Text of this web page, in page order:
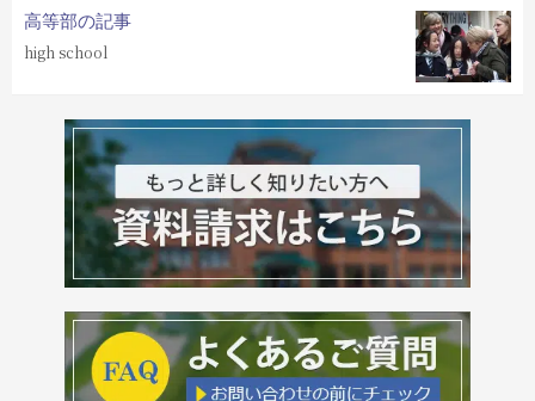
高等部の記事
high school